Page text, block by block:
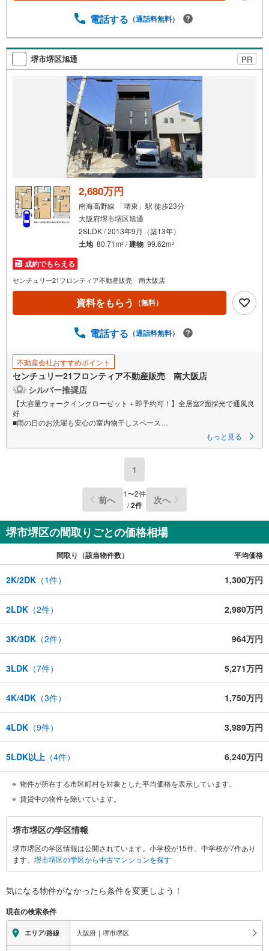
だけ・聞くだけ」OK！不動産購入や住宅ローンなど、お気
電話する （通話料無料）
堺市堺区旭通 PR
2,680万円
南海高野線 「堺東」駅 徒歩23分
大阪府堺市堺区旭通
2SLDK / 2013年9月（築13年）
土地 80.71m2 /建物 99.62m2
成約でもらえる
センチュリー21フロンティア不動産販売 南大阪店
資料をもらう （無料）
電話する （通話料無料）
不動産会社おすすめポイント
センチュリー21フロンティア不動産販売 南大阪店
シルバー推奨店
【大容量ウォークインクローゼット＋即予約可！】全居室2面採光で通風良
好
■雨の日のお洗濯も安心の室内物干しスペース
・2LDK＋リビング階段で、家族の動線がつながる温かい空間
・普段綱わない荷物もスッキリ片付く各居室収納
・南西向きバルコニーでお洗濯物も気持ちよく乾きますね
・2階に水廻りがまとまっており家事導線スムーズな間取りです
立地
・少林寺小学校まで徒歩約9分
・陵西中学校まで徒歩約6分
弊社が選ばれる理由
1.お金の扱い方のプロ、ファイナンシャルプランナーが資金計画をサポー
ト！
2.買い替えなどにも対応できる売却専門チームあり！
3.たくさんの銀行と繋がりがあるため、最も低金利になるように審査が可
能！
4.物件のお引渡し後に必要になったお家のリフォームも弊社のリフォームプ
ランナーがご提案！
5.定期的にご連絡を繋ぎ、有事の際に迅速にサポートいたします
弊社は専門家同士が連携をとっているため、より多くの知見がございま
す。
もっと見る
1
前へ 1〜2件
/2件 次へ
堺市堺区の間取りごとの価格相場
間取り（該当物件数） 平均価格
2K/2DK （1件） 1,300万円
2LDK （2件） 2,980万円
3K/3DK （2件） 964万円
3LDK （7件） 5,271万円
4K/4DK （3件） 1,750万円
4LDK （9件） 3,989万円
5LDK以上 （4件） 6,240万円
物件が所在する市区町村を対象とした平均価格を表示しています。
賃貸中の物件を除いています。
堺
市
堺
区
関
る
情
報
堺市堺区の学区情報
堺市堺区の学区情報は公開されています。小学校が15件、中学校が7件あり
ます。 堺市堺区の学区から中古マンションを探す
気になる物件がなかったら条件を変更しよう！
現在の検索条件
エリア/路線 大阪府｜堺市堺区